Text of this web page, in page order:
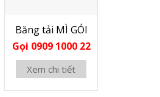
Băng tải MÌ GÓI
Gọi 0909 1000 22
Xem chi tiết